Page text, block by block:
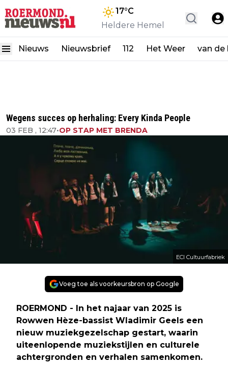
17°C
Heldere Hemel
Nieuws Nieuwsbrief 112 Het Weer van de
Wegens succes op herhaling: Every Kinda People
03 FEB , 12:47•OP STAP MET BRENDA
ECI Cultuurfabriek
Voeg toe als voorkeursbron op Google
ROERMOND - In het najaar van 2025 is
Rowwen Hèze-bassist Wladimir Geels een
nieuw muziekgezelschap gestart, waarin
uiteenlopende muziekstijlen en culturele
achtergronden en verhalen samenkomen.